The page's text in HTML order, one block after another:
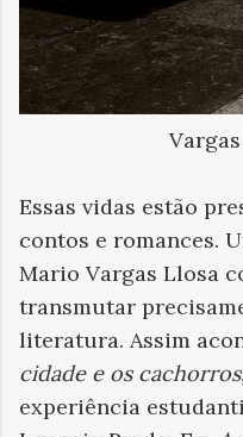
Essas vidas estão
contos e romances.
Mario Vargas Llosa
transmutar
literatura. Assim
cidade e os cachorros
experiência